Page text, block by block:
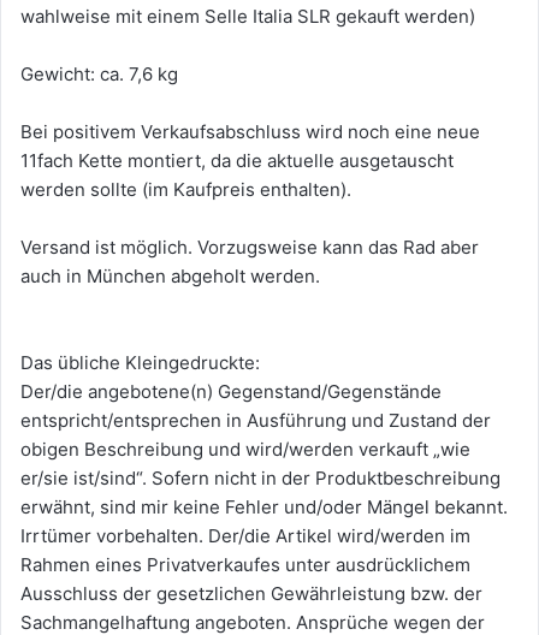
wahlweise mit einem Selle Italia SLR gekauft werden)
Gewicht: ca. 7,6 kg
Bei positivem Verkaufsabschluss wird noch eine neue
11fach Kette montiert, da die aktuelle ausgetauscht
werden sollte (im Kaufpreis enthalten).
Versand ist möglich. Vorzugsweise kann das Rad aber
auch in München abgeholt werden.
Das übliche Kleingedruckte:
Der/die angebotene(n) Gegenstand/Gegenstände
entspricht/entsprechen in Ausführung und Zustand der
obigen Beschreibung und wird/werden verkauft „wie
er/sie ist/sind“. Sofern nicht in der Produktbeschreibung
erwähnt, sind mir keine Fehler und/oder Mängel bekannt.
Irrtümer vorbehalten. Der/die Artikel wird/werden im
Rahmen eines Privatverkaufes unter ausdrücklichem
Ausschluss der gesetzlichen Gewährleistung bzw. der
Sachmangelhaftung angeboten. Ansprüche wegen der